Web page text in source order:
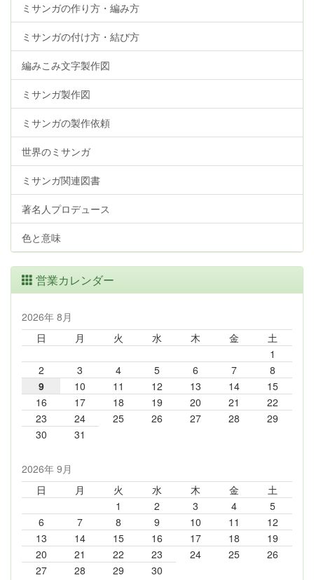
ミサンガの作り方・編み方
ミサンガの付け方・結び方
編みこみ文字製作図
ミサンガ製作図
ミサンガの製作依頼
世界のミサンガ
ミサンガ関連図書
著名人プロデュース
色と意味
営業カレンダー
2026年 8月
日
月 火 水 木 金
土
1
2
3 4 5 6 7
8
9
10 11 12 13 14
15
16
17 18 19 20 21
22
23
24 25 26 27 28
29
30
31
2026年 9月
日
月 火 水 木 金
土
1
2 3 4
5
6
7 8 9 10 11
12
13
14 15 16 17 18
19
20
21 22 23 24 25
26
27
28 29 30